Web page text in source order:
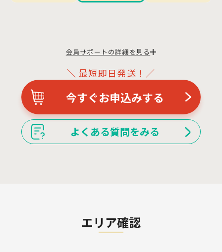
会員サポートの詳細を見る
＼ 最短即日発送！／
今すぐお申込みする
よくある質問をみる
エリア確認